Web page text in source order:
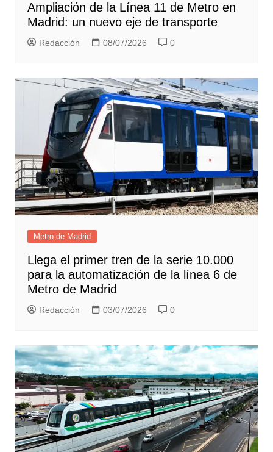
Ampliación de la Línea 11 de Metro en
Madrid: un nuevo eje de transporte
Redacción 08/07/2026 0
Metro de Madrid
Llega el primer tren de la serie 10.000
para la automatización de la línea 6 de
Metro de Madrid
Redacción 03/07/2026 0